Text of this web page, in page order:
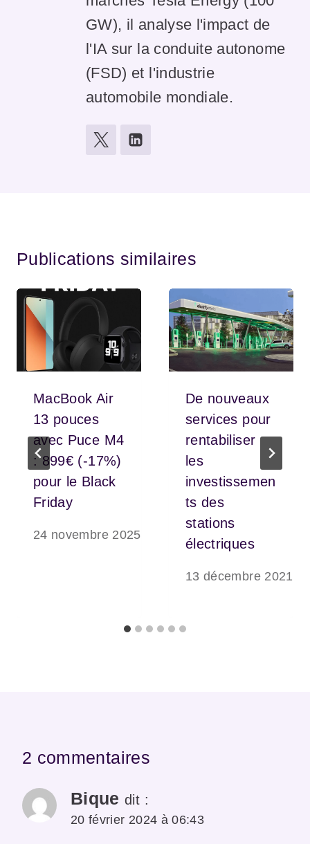
GW), il analyse l'impact de
l'IA sur la conduite autonome
(FSD) et l'industrie
automobile mondiale.
Publications similaires
MacBook Air
13 pouces
avec Puce M4
: 899€ (-17%)
pour le Black
Friday
24 novembre 2025
De nouveaux
services pour
rentabiliser
les
investissemen
ts des
stations
électriques
13 décembre 2021
2 commentaires
Bique dit :
20 février 2024 à 06:43